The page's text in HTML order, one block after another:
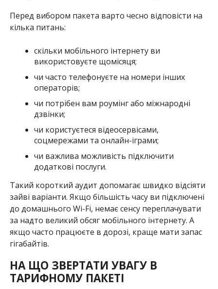
Перед вибором пакета варто чесно відповісти на
кілька питань:
скільки мобільного інтернету ви
використовуєте щомісяця;
чи часто телефонуєте на номери інших
операторів;
чи потрібен вам роумінг або міжнародні
дзвінки;
чи користуєтеся відеосервісами,
соцмережами та онлайн-іграми;
чи важлива можливість підключити
додаткові послуги.
Такий короткий аудит допомагає швидко відсіяти
зайві варіанти. Якщо більшість часу ви підключені
до домашнього Wi-Fi, немає сенсу переплачувати
за надто великий обсяг мобільного інтернету. А
якщо часто працюєте в дорозі, краще мати запас
гігабайтів.
НА ЩО ЗВЕРТАТИ УВАГУ В
ТАРИФНОМУ ПАКЕТІ